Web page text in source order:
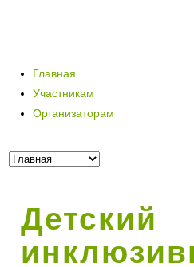
Главная
Участникам
Организаторам
Детский